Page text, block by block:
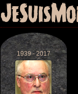
1939 - 2017